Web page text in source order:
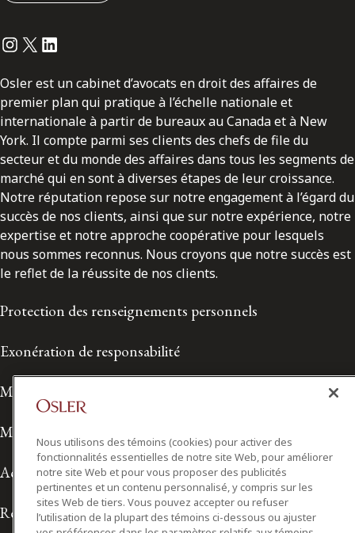
Instagram
Twitter
LinkedIn
Osler est un cabinet d’avocats en droit des affaires de
premier plan qui pratique à l’échelle nationale et
internationale à partir de bureaux au Canada et à New
York. Il compte parmi ses clients des chefs de file du
secteur et du monde des affaires dans tous les segments de
marché qui en sont à diverses étapes de leur croissance.
Notre réputation repose sur notre engagement à l’égard du
succès de nos clients, ainsi que sur notre expérience, notre
expertise et notre approche coopérative pour lesquels
nous sommes reconnus. Nous croyons que notre succès est
le reflet de la réussite de nos clients.
Protection des renseignements personnels
Exonération de responsabilité
Modalités de prestation de services
Modalités d'utilisation
Accessibilité
Relations avec les médias
Nous utilisons des témoins (cookies) pour activer des
fonctionnalités essentielles de notre site Web, pour améliorer
notre site Web et pour vous proposer des publicités
pertinentes et un contenu personnalisé, y compris sur les
sites Web de tiers. Vous pouvez accepter ou refuser
l’utilisation de la plupart des témoins ci-dessous ou ajuster